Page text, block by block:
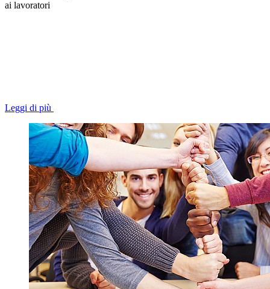
ai lavoratori
Leggi di più